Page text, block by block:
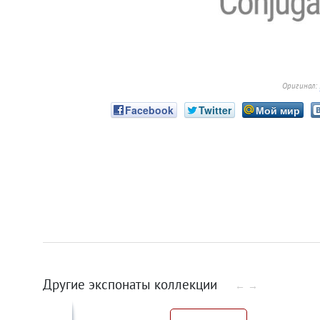
Оригинал:
Facebook Twitter Мой мир
Другие экспонаты коллекции ← →